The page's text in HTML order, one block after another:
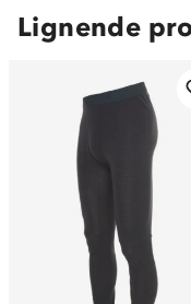
Lignende